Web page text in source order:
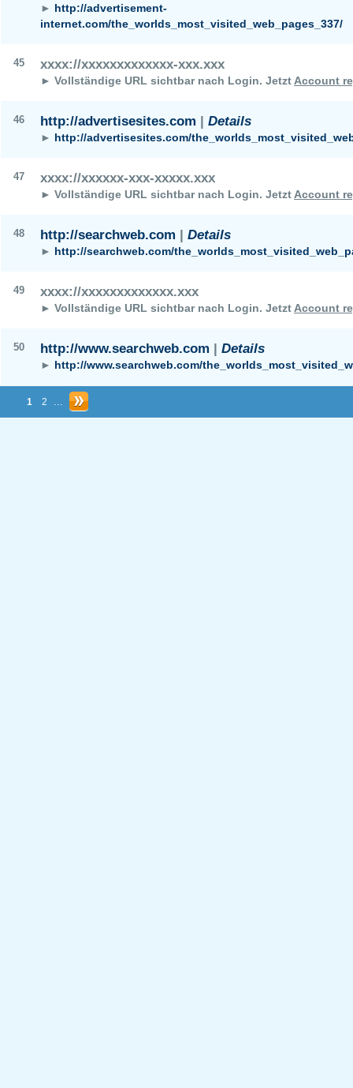
► http://advertisement-
internet.com/the_worlds_most_visited_web_pages_337/
45 xxxx://xxxxxxxxxxxxx-xxx.xxx
► Vollständige URL sichtbar nach Login. Jetzt Account
46 http://advertisesites.com | Details
► http://advertisesites.com/
47 xxxx://xxxxxx-xxx-xxxxx.xxx
► Vollständige URL sichtbar nach Login. Jetzt Account
48 http://searchweb.com | Details
► http://searchweb.com/
49 xxxx://xxxxxxxxxxxxx.xxx
► Vollständige URL sichtbar nach Login. Jetzt Account
50 http://www.searchweb.com | Details
► http://www.searchweb.com/
1 2